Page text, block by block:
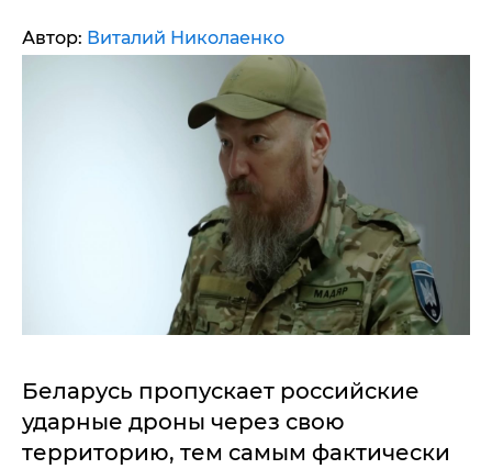
Автор: Виталий Николаенко
Беларусь пропускает российские
ударные дроны через свою
территорию, тем самым фактически